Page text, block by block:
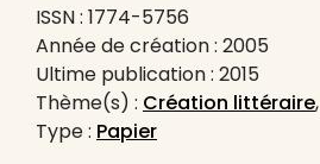
ISSN : 1774-5756
Année de création : 2005
Ultime publication : 2015
Thème(s) : Création littéraire,
Type : Papier